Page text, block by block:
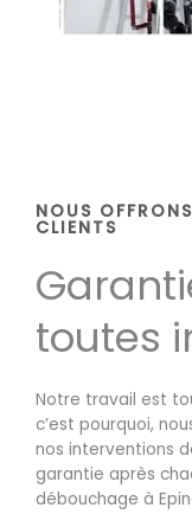
NOUS
CLIENTS
toutes
Notre travail est
c’est pourquoi,
nos interventions
garantie après
débouchage à